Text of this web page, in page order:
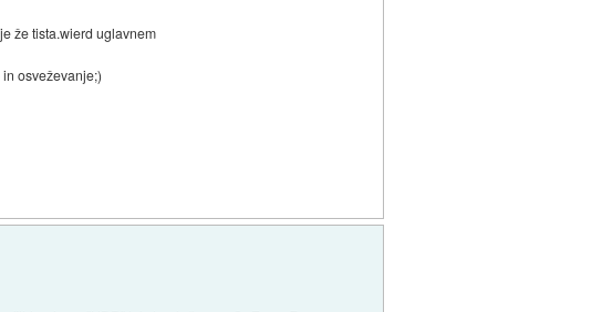
že tista.wierd uglavnem
osveževanje;)